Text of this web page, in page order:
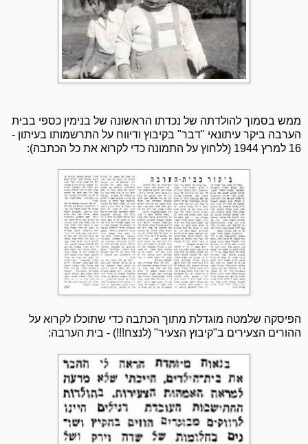
ממש בסמוך להולדתה של נכדתו הראשונה של בנימין כספי בבית
הערבה ביקר עיתונאי "דבר" בקיבוץ ודיווח על התרשמותו בעיתון -
16 למרץ 1944 (ללחוץ על התמונה כדי לקרוא את כל הכתבה):
הפיסקה שלמטה מוגדלת מתוך הכתבה כדי שתוכלו לקרוא על
ההורים הצעירים ב"קיבוץ הצעיר" (לנצח!!!) - בית הערבה: